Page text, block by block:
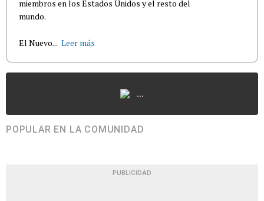
miembros en los Estados Unidos y el resto del
mundo.
El Nuevo... Leer más
...
POPULAR EN LA COMUNIDAD
PUBLICIDAD